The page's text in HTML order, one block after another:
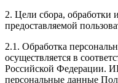
2. Цели сбора, обработки
предоставляемой
2.1. Обработка
осуществляется в
Российской Федерации.
персональные данные